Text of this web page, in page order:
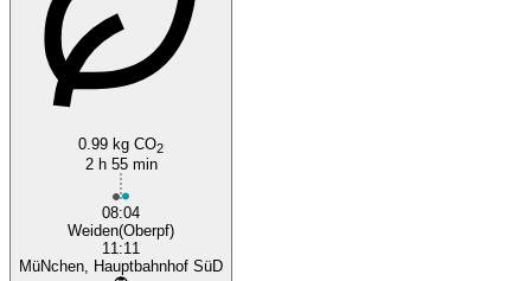
0.99 kg CO2
2 h 55 min
08:04
Weiden(Oberpf)
11:11
MüNchen, Hauptbahnhof SüD